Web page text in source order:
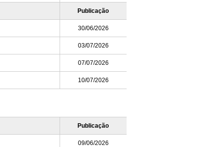
Publicação
30/06/2026
03/07/2026
07/07/2026
10/07/2026
Publicação
09/06/2026